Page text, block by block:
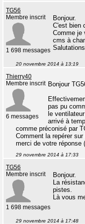
TG56
Membre inscrit
1 698 messages
Bonjour.
C'est bien
Comme je
cms à
Salutations.
20 novembre 2014 à 13:19
Thierry40
Membre inscrit
6 messages
Bonjour
pas pu
le
arrivé à
comme préconisé par
Comment la repérer
merci de votre réponse
29 novembre 2014 à 17:33
TG56
Membre inscrit
1 698 messages
Bonjour.
La
pistes.
Là vous
29 novembre 2014 à 17:48